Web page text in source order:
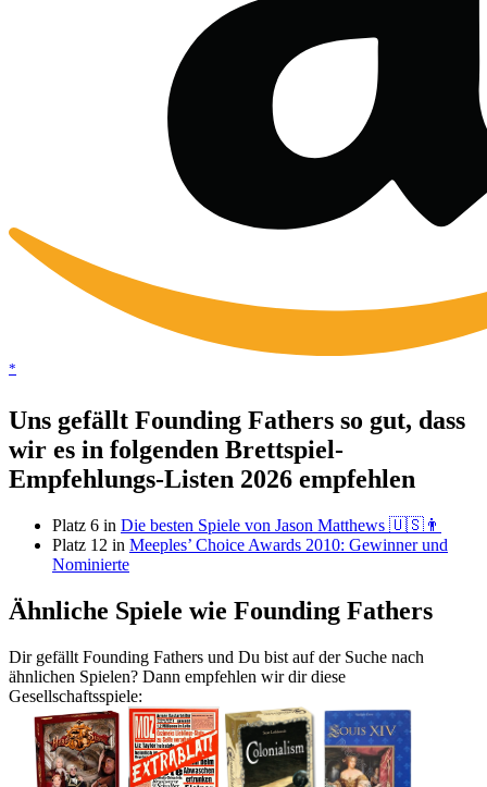
*
Uns gefällt Founding Fathers so gut, dass
wir es in folgenden Brettspiel-
Empfehlungs-Listen 2026 empfehlen
Platz 6 in Die besten Spiele von Jason Matthews 🇺🇸👨
Platz 12 in Meeples’ Choice Awards 2010: Gewinner und
Nominierte
Ähnliche Spiele wie Founding Fathers
Dir gefällt Founding Fathers und Du bist auf der Suche nach
ähnlichen Spielen? Dann empfehlen wir dir diese
Gesellschaftsspiele: